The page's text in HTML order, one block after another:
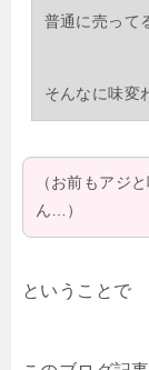
普通に売って
そんなに味変
（お前もアジ
ん…）
ということで